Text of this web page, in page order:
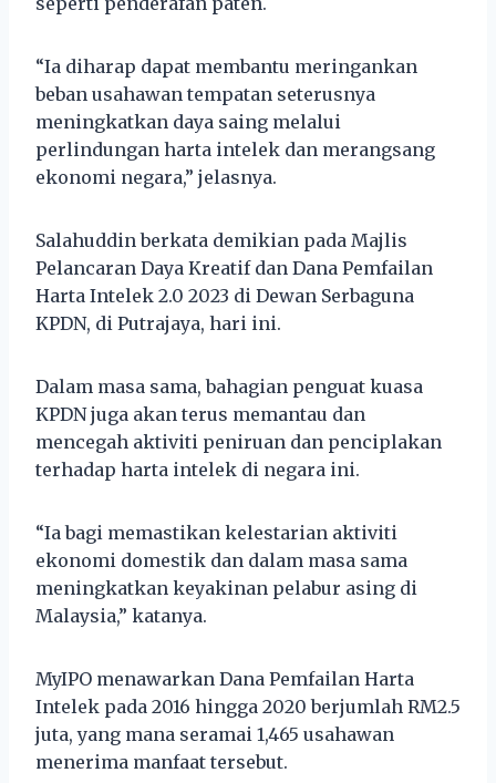
“Ia diharap dapat membantu meringankan
beban usahawan tempatan seterusnya
meningkatkan daya saing melalui
perlindungan harta intelek dan merangsang
ekonomi negara,” jelasnya.
Salahuddin berkata demikian pada Majlis
Pelancaran Daya Kreatif dan Dana Pemfailan
Harta Intelek 2.0 2023 di Dewan Serbaguna
KPDN, di Putrajaya, hari ini.
Dalam masa sama, bahagian penguat kuasa
KPDN juga akan terus memantau dan
mencegah aktiviti peniruan dan penciplakan
terhadap harta intelek di negara ini.
“Ia bagi memastikan kelestarian aktiviti
ekonomi domestik dan dalam masa sama
meningkatkan keyakinan pelabur asing di
Malaysia,” katanya.
MyIPO menawarkan Dana Pemfailan Harta
Intelek pada 2016 hingga 2020 berjumlah RM2.5
juta, yang mana seramai 1,465 usahawan
menerima manfaat tersebut.